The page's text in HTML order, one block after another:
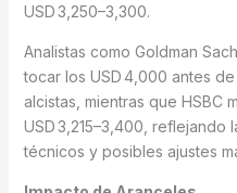
USD 3,250–3,300.
Analistas como Goldman
tocar los USD 4,000 antes
alcistas, mientras que HSBC
USD 3,215–3,400, reflejando
técnicos y posibles ajustes